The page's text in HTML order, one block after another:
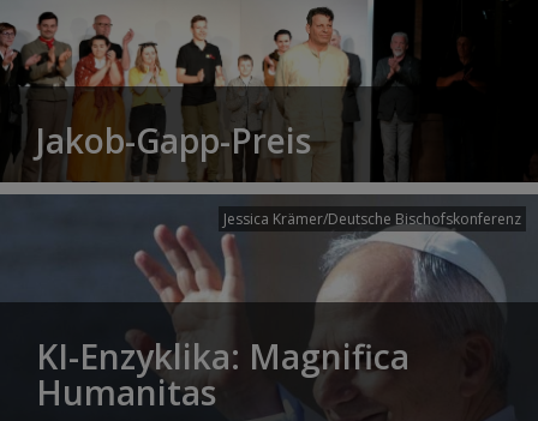
Jakob-Gapp-Preis
Jessica Krämer/Deutsche Bischofskonferenz
KI-Enzyklika: Magnifica
Humanitas